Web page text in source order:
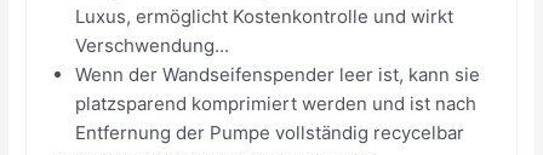
Luxus, ermöglicht Kostenkontrolle und wirkt
Verschwendung...
Wenn der Wandseifenspender leer ist, kann sie
platzsparend komprimiert werden und ist nach
Entfernung der Pumpe vollständig recycelbar